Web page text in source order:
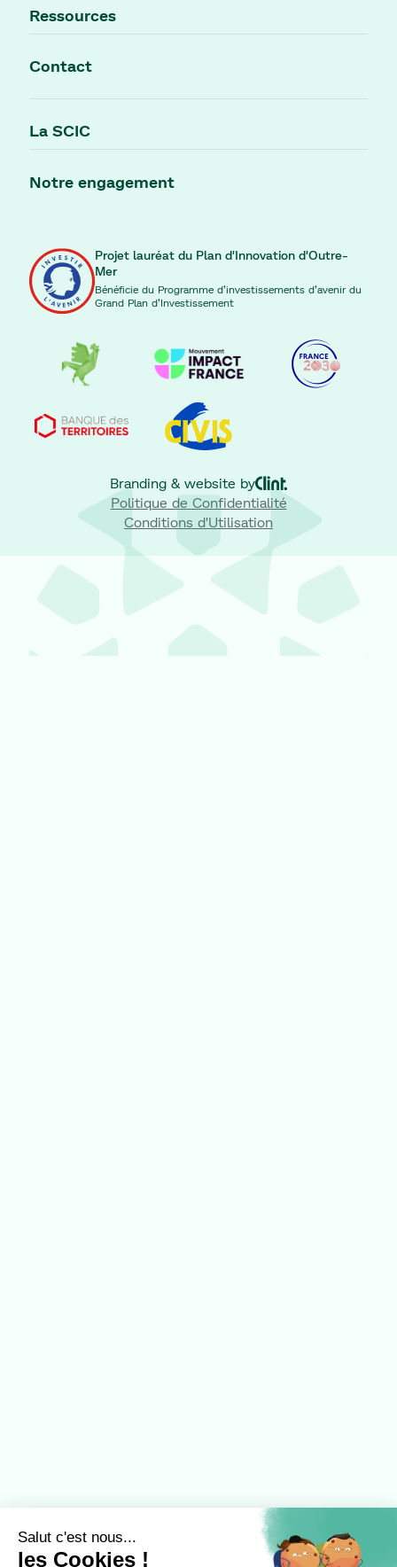
Ressources
Contact
La SCIC
Notre engagement
Projet lauréat du Plan d'Innovation d'Outre-
Mer
Bénéficie du Programme d’investissements d’avenir du
Grand Plan d’Investissement
Branding & website by
Politique de Confidentialité
Conditions d'Utilisation